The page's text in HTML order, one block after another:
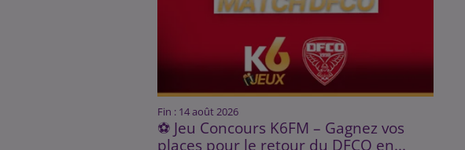
Fin : 14 août 2026
⚽ Jeu Concours K6FM – Gagnez vos
places pour le retour du DFCO en...